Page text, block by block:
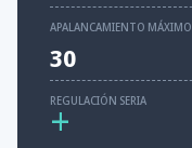
APALANCAMIENTO MÁXIMO
30
REGULACIÓN SERIA
+